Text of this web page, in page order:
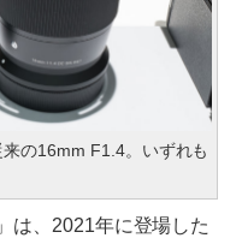
の16mm F1.4。いずれも
は、2021年に登場した